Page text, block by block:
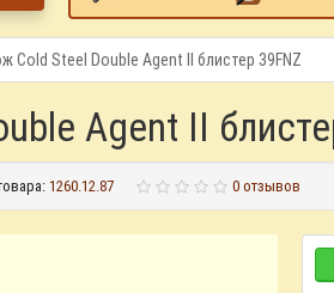
Cold Steel Double Agent II блистер 39FNZ
Agent II
1260.12.87 0 отзывов